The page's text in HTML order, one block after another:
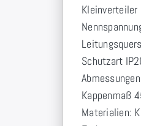
Kleinverteiler
Schutzart
Kappenmaß
Materialien: